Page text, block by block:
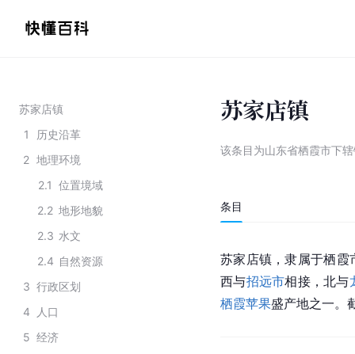
苏家店镇
1
历史沿革
2 地理环境
2.1 位置境域
2.2 地形地貌
2.3 水文
2.4 自然资源
3 行政区划
4
人口
5 经济
苏家店镇
该条目为山东省栖霞市下
条目
苏家店镇，隶属于栖霞
西与招远市相接，北与
栖霞苹果盛产地之一。